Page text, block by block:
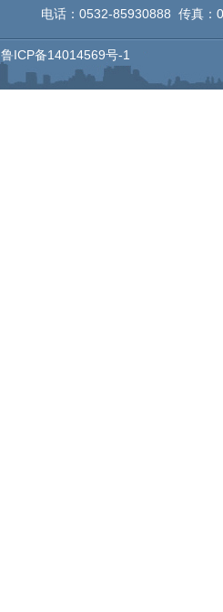
电话：0532-85930888 传真：
鲁ICP备14014569号-1